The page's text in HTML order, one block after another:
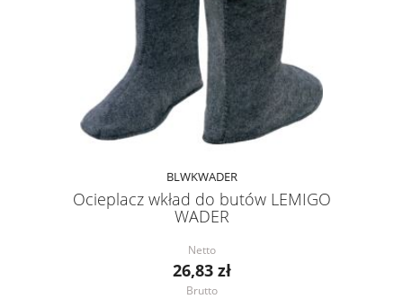
BLWKWADER
Ocieplacz wkład do butów LEMIGO
WADER
Netto
26,83 zł
Brutto